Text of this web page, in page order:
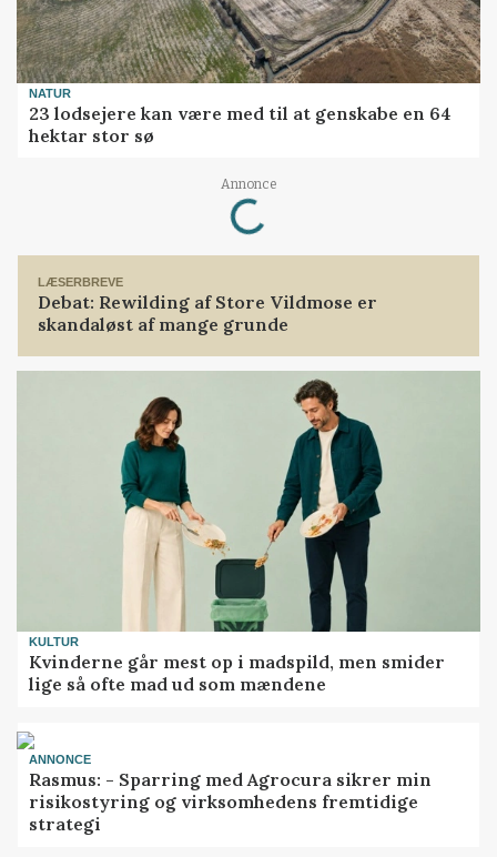
NATUR
23 lodsejere kan være med til at genskabe en 64
hektar stor sø
Annonce
Loading...
LÆSERBREVE
Debat: Rewilding af Store Vildmose er
skandaløst af mange grunde
KULTUR
Kvinderne går mest op i madspild, men smider
lige så ofte mad ud som mændene
ANNONCE
Rasmus: - Sparring med Agrocura sikrer min
risikostyring og virksomhedens fremtidige
strategi